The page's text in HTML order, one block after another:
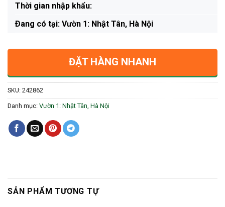
Thời gian nhập khẩu:
Ðang có tại: Vườn 1: Nhật Tân, Hà Nội
ĐẶT HÀNG NHANH
SKU: 242862
Danh mục: Vườn 1: Nhật Tân, Hà Nội
SẢN PHẨM TƯƠNG TỰ